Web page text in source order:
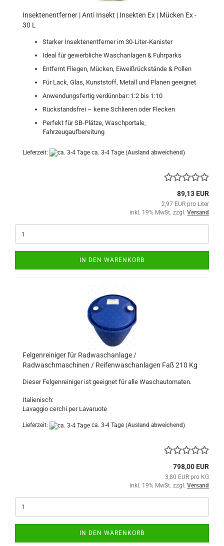
Insektenentferner | Anti Insekt | Insekten Ex | Mücken Ex -
30 L
Starker Insektenentferner im 30-Liter-Kanister
Ideal für gewerbliche Waschanlagen & Fuhrparks
Entfernt Fliegen, Mücken, Eiweißrückstände & Pollen
Für Lack, Glas, Kunststoff, Metall und Planen geeignet
Anwendungsfertig verdünnbar: 1:2 bis 1:10
Rückstandsfrei – keine Schlieren oder Flecken
Perfekt für SB-Plätze, Waschportale,
Fahrzeugaufbereitung
Lieferzeit: ca. 3-4 Tage (Ausland abweichend)
89,13 EUR
2,97 EUR pro Liter
inkl. 19% MwSt. zzgl. Versand
IN DEN WARENKORB
Felgenreiniger für Radwaschanlage /
Radwaschmaschinen / Reifenwaschanlagen Faß 210 Kg
Dieser Felgenreiniger ist geeignet für alle Waschautomaten.
Italienisch:
​Lavaggio cerchi per Lavaruote
Lieferzeit: ca. 3-4 Tage (Ausland abweichend)
798,00 EUR
3,80 EUR pro KG
inkl. 19% MwSt. zzgl. Versand
IN DEN WARENKORB